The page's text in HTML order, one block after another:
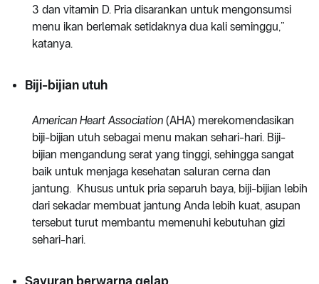
3 dan vitamin D. Pria disarankan untuk mengonsumsi
menu ikan berlemak setidaknya dua kali seminggu,”
katanya.
Biji-bijian utuh
American Heart Association (AHA) merekomendasikan
biji-bijian utuh sebagai menu makan sehari-hari. Biji-
bijian mengandung serat yang tinggi, sehingga sangat
baik untuk menjaga kesehatan saluran cerna dan
jantung. Khusus untuk pria separuh baya, biji-bijian lebih
dari sekadar membuat jantung Anda lebih kuat, asupan
tersebut turut membantu memenuhi kebutuhan gizi
sehari-hari.
Sayuran berwarna gelap